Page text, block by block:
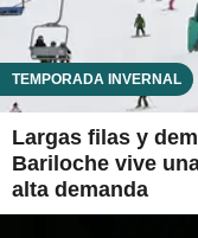
TEMPORADA INVERNAL
Largas filas y
Bariloche vive
alta demanda